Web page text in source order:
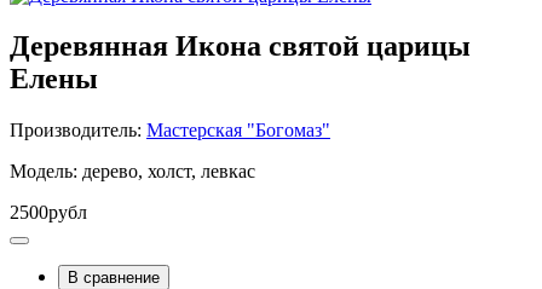
Деревянная Икона святой царицы
Елены
Производитель: Мастерская "Богомаз"
Модель: дерево, холст, левкас
2500рубл
В сравнение